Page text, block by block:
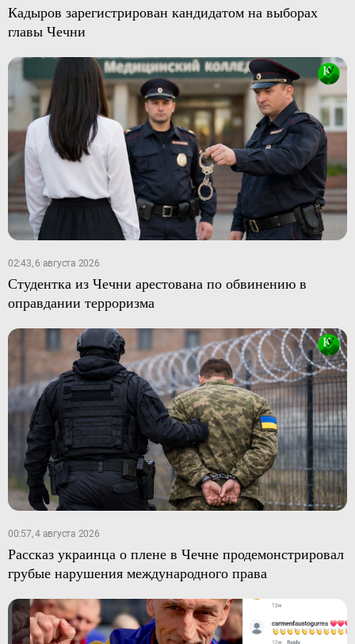
Кадыров зарегистрирован кандидатом на выборах
главы Чечни
02:43, 6 августа 2026
Студентка из Чечни арестована по обвинению в
оправдании терроризма
00:57, 4 августа 2026
Рассказ украинца о плене в Чечне продемонстрировал
грубые нарушения международного права